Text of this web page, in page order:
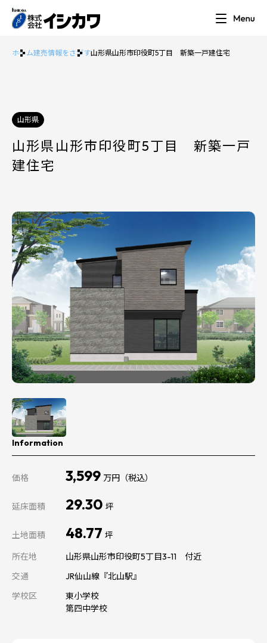
ホーム建売情報をさがす山形県山形市印役町5丁目 新築一戸建住宅
山形県
山形県山形市印役町5丁目 新築一戸
建住宅
Information
価格 3,599 万円（税込）
延床面積 29.30 坪
土地面積 48.77 坪
所在地
山形県山形市印役町5丁目3-11 付近
交通
JR仙山線『北山駅』
学校区
東小学校
第四中学校